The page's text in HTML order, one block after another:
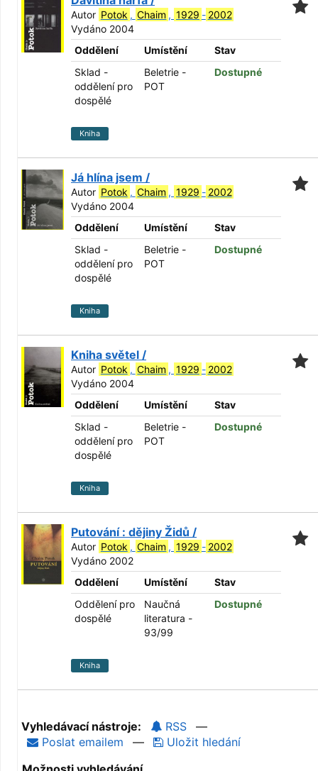
Autor Potok , Chaim , 1929 - 2002
Vydáno 2004
Oddělení
Umístění
Stav
Sklad -
oddělení pro
dospělé
Beletrie -
POT
Dostupné
Kniha
Já hlína jsem /
Autor Potok , Chaim , 1929 - 2002
Vydáno 2004
Oddělení
Umístění
Stav
Sklad -
oddělení pro
dospělé
Beletrie -
POT
Dostupné
Kniha
Kniha světel /
Autor Potok , Chaim , 1929 - 2002
Vydáno 2004
Oddělení
Umístění
Stav
Sklad -
oddělení pro
dospělé
Beletrie -
POT
Dostupné
Kniha
Putování : dějiny Židů /
Autor Potok , Chaim , 1929 - 2002
Vydáno 2002
Oddělení
Umístění
Stav
Oddělení pro
dospělé
Naučná
literatura -
93/99
Dostupné
Kniha
Vyhledávací nástroje: RSS
—
Poslat emailem
—
Uložit hledání